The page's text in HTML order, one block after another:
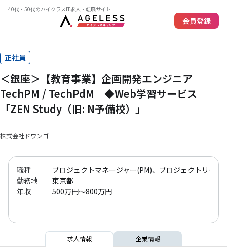
40代・50代のハイクラスIT求人・転職サイト
会員登録
正社員
＜銀座＞【教育事業】企画開発エンジニア
TechPM / TechPdM ◆Web学習サービス
「ZEN Study（旧: N予備校）」
株式会社ドワンゴ
職種
プロジェクトマネージャー(PM)、プロジェクトリー
勤務地
東京都
年収
500万円～800万円
求人情報 企業情報